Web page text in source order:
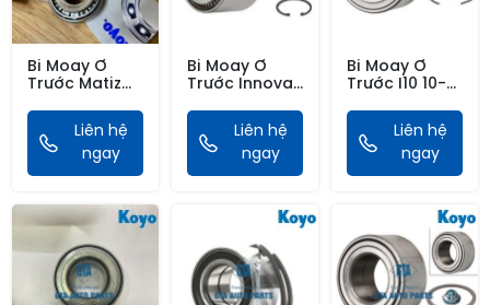
Bi Moay Ơ
Trước Matiz
Liên hệ
ngay
Bi Moay Ơ
Trước Innova
04-21
Liên hệ
ngay
Bi Moay Ơ
Trước I10 10-
Morning 03-11,
Rio 06-20,
Accent 99-20,
Getz, Soluto
Liên hệ
ngay